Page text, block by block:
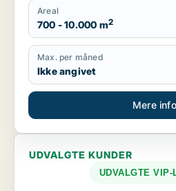
Areal
700 - 10.000 m2
Max. per måned
Ikke angivet
Mere info
UDVALGTE KUNDER
UDVALGTE VIP-